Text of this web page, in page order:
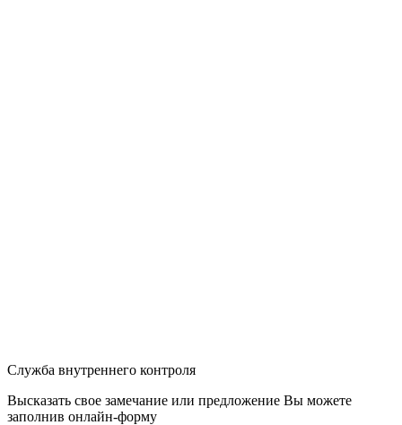
Служба внутреннего контроля
Высказать свое замечание или предложение Вы можете
заполнив онлайн-форму